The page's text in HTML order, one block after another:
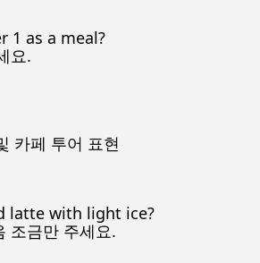
1 as a meal?
요.
카페 투어 표현
latte with light ice?
조금만 주세요.